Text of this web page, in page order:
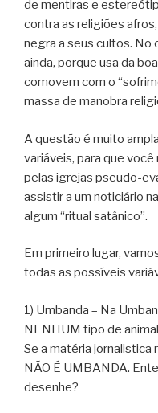
de mentiras e
contra as religiões
negra a seus cultos. No
ainda, porque usa da
comovem com o
massa de manobra
A questão é muito
variáveis, para que você
pelas igrejas pseudo-
assistir a um noticiário
algum “ritual satânico”.
Em primeiro lugar,
todas as possíveis
1) Umbanda – Na
NENHUM tipo de
Se a matéria jornalistica
NÃO É UMBANDA.
desenhe?